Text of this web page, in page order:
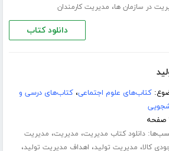
در سازمان ها، مدیریت کارمندان
دانلود کتاب
کتاب‌های علوم اجتماعی،کتاب‌های درسی و
دانلود کتاب مدیریت، مدیریت، مدیریت
کالا، مدیریت تولید، اهداف مدیریت تولید،